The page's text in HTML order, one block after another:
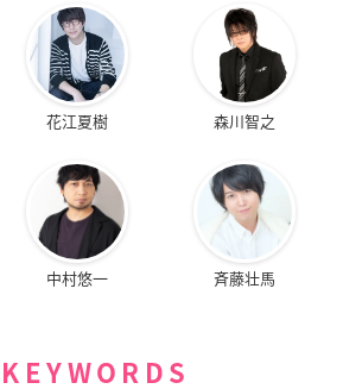
花江夏樹 森川智之
中村悠一 斉藤壮馬
KEYWORDS